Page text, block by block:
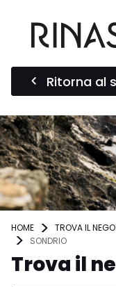
Ritorna al
HOME TROVA IL
SONDRIO
Trova il